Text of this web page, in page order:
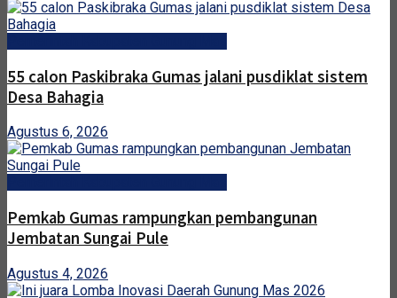
55 calon Paskibraka Gumas jalani pusdiklat sistem
Desa Bahagia
Agustus 6, 2026
Pemkab Gumas rampungkan pembangunan
Jembatan Sungai Pule
Agustus 4, 2026